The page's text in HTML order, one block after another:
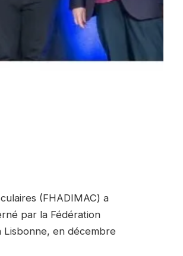
(FHADIMAC) a
par la Fédération
Lisbonne, en décembre